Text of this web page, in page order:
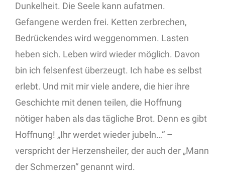
Dunkelheit. Die Seele kann aufatmen.
Gefangene werden frei. Ketten zerbrechen,
Bedrückendes wird weggenommen. Lasten
heben sich. Leben wird wieder möglich. Davon
bin ich felsenfest überzeugt. Ich habe es selbst
erlebt. Und mit mir viele andere, die hier ihre
Geschichte mit denen teilen, die Hoffnung
nötiger haben als das tägliche Brot. Denn es gibt
Hoffnung! „Ihr werdet wieder jubeln…“ –
verspricht der Herzensheiler, der auch der „Mann
der Schmerzen“ genannt wird.